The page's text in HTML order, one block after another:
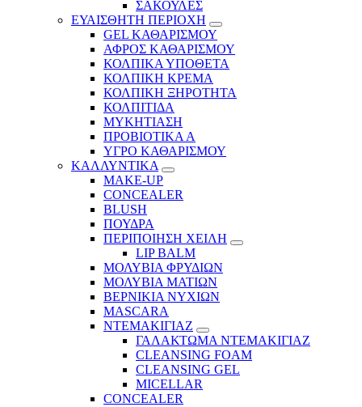
ΣΑΚΟΥΛΕΣ
ΕΥΑΙΣΘΗΤΗ ΠΕΡΙΟΧΗ
GEL ΚΑΘΑΡΙΣΜΟΥ
ΑΦΡΟΣ ΚΑΘΑΡΙΣΜΟΥ
ΚΟΛΠΙΚΑ ΥΠΟΘΕΤΑ
ΚΟΛΠΙΚΗ ΚΡΕΜΑ
ΚΟΛΠΙΚΗ ΞΗΡΟΤΗΤΑ
ΚΟΛΠΙΤΙΔΑ
ΜΥΚΗΤΙΑΣΗ
ΠΡΟΒΙΟΤΙΚΑ Α
ΥΓΡΟ ΚΑΘΑΡΙΣΜΟΥ
ΚΑΛΛΥΝΤΙΚΑ
MAKE-UP
CONCEALER
BLUSH
ΠΟΥΔΡΑ
ΠΕΡΙΠΟΙΗΣΗ ΧΕΙΛΗ
LIP BALM
ΜΟΛΥΒΙΑ ΦΡΥΔΙΩΝ
ΜΟΛΥΒΙΑ ΜΑΤΙΩΝ
ΒΕΡΝΙΚΙΑ ΝΥΧΙΩΝ
MASCARA
ΝΤΕΜΑΚΙΓΙΑΖ
ΓΑΛΑΚΤΩΜΑ ΝΤΕΜΑΚΙΓΙΑΖ
CLEANSING FOAM
CLEANSING GEL
MICELLAR
CONCEALER